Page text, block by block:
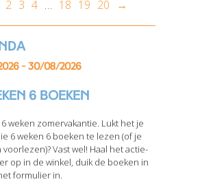
2 3 4 … 18 19 20 →
- 30/08/2026
6 boeken
6 weken zomervakantie. Lukt het je
6 weken 6 boeken te lezen (of je
Vast wel! Haal het actie-
op in de winkel, duik de boeken in
formulier in.